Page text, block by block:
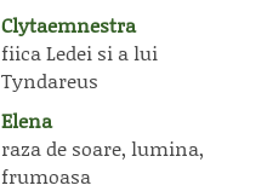
Clytaemnestra
fiica Ledei si a lui
Tyndareus
Elena
raza de soare, lumina,
frumoasa